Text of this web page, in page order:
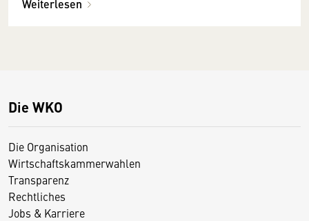
Weiterlesen
Die WKO
Die Organisation
Wirtschaftskammerwahlen
Transparenz
Rechtliches
Jobs & Karriere